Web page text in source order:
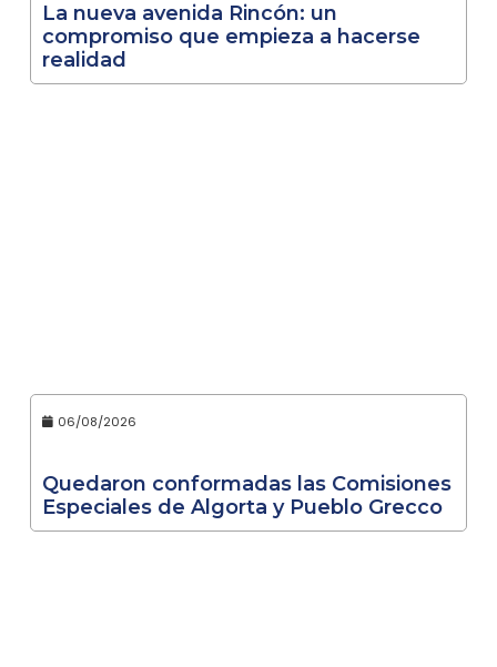
La nueva avenida Rincón: un
compromiso que empieza a hacerse
realidad
06/08/2026
Quedaron conformadas las Comisiones
Especiales de Algorta y Pueblo Grecco